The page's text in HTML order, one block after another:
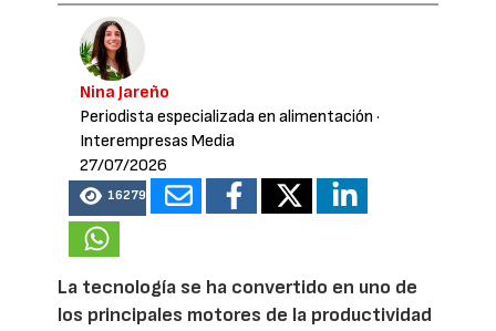
Nina Jareño
Periodista especializada en alimentación ·
Interempresas Media
27/07/2026
16279
La tecnología se ha convertido en uno de
los principales motores de la productividad